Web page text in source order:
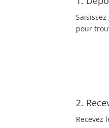
pour
2.
Recevez